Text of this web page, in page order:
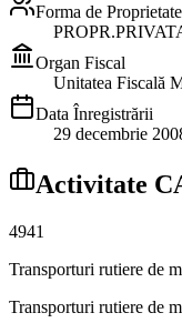
Forma de Proprietate
Organ Fiscal
Unitatea Fiscală
Data Înregistrării
29 decembrie
Activitate
4941
Transporturi rutiere de
Transporturi rutiere de